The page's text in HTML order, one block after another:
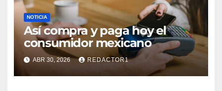
NOTICIA
Así compra y paga hoy el
consumidor mexicano
ABR 30, 2026 REDACTOR1